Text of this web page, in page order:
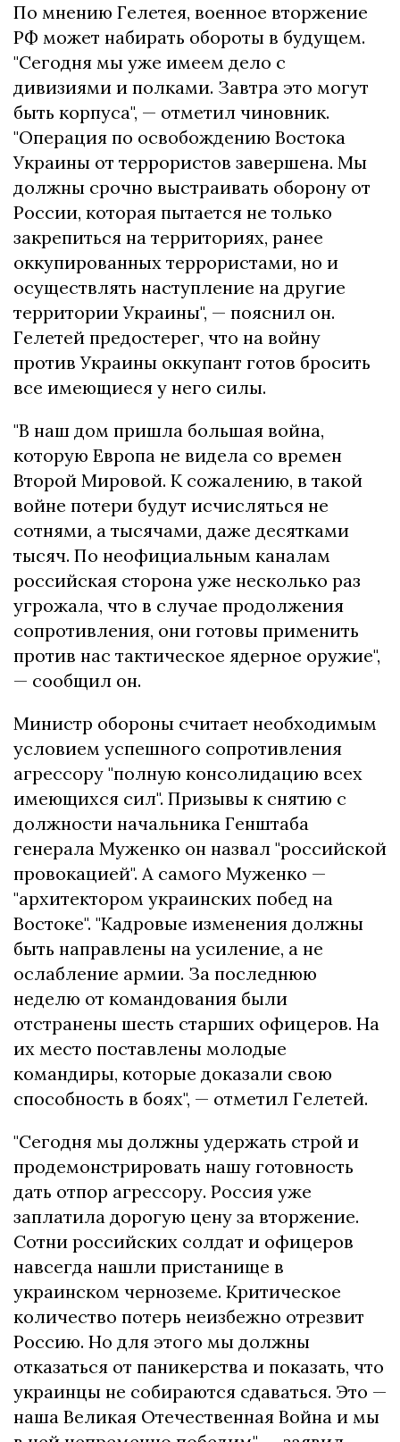
По мнению Гелетея, военное вторжение
РФ может набирать обороты в будущем.
"Сегодня мы уже имеем дело с
дивизиями и полками. Завтра это могут
быть корпуса", — отметил чиновник.
"Операция по освобождению Востока
Украины от террористов завершена. Мы
должны срочно выстраивать оборону от
России, которая пытается не только
закрепиться на территориях, ранее
оккупированных террористами, но и
осуществлять наступление на другие
территории Украины", — пояснил он.
Гелетей предостерег, что на войну
против Украины оккупант готов бросить
все имеющиеся у него силы.
"В наш дом пришла большая война,
которую Европа не видела со времен
Второй Мировой. К сожалению, в такой
войне потери будут исчисляться не
сотнями, а тысячами, даже десятками
тысяч. По неофициальным каналам
российская сторона уже несколько раз
угрожала, что в случае продолжения
сопротивления, они готовы применить
против нас тактическое ядерное оружие",
— сообщил он.
Министр обороны считает необходимым
условием успешного сопротивления
агрессору "полную консолидацию всех
имеющихся сил". Призывы к снятию с
должности начальника Генштаба
генерала Муженко он назвал "российской
провокацией". А самого Муженко —
"архитектором украинских побед на
Востоке". "Кадровые изменения должны
быть направлены на усиление, а не
ослабление армии. За последнюю
неделю от командования были
отстранены шесть старших офицеров. На
их место поставлены молодые
командиры, которые доказали свою
способность в боях", — отметил Гелетей.
"Сегодня мы должны удержать строй и
продемонстрировать нашу готовность
дать отпор агрессору. Россия уже
заплатила дорогую цену за вторжение.
Сотни российских солдат и офицеров
навсегда нашли пристанище в
украинском черноземе. Критическое
количество потерь неизбежно отрезвит
Россию. Но для этого мы должны
отказаться от паникерства и показать, что
украинцы не собираются сдаваться. Это —
наша Великая Отечественная Война и мы